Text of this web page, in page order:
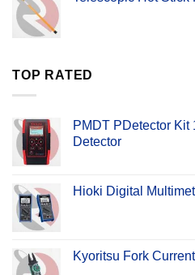
TOP RATED
PMDT PDetector
Detector
Hioki Digital
Kyoritsu Fork